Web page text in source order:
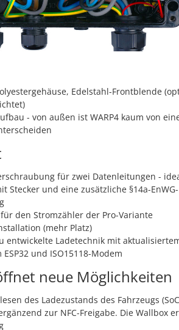
Edelstahl-Frontblende
- von außen ist WARP4 kaum von
für zwei Datenleitungen -
Stecker und eine zusätzliche §14a-EnWG-
den Stromzähler der Pro-Variante
(mehr Platz)
entwickelte Ladetechnik mit
ESP32 und ISO15118-Modem
neue Möglichkeiten
des Ladezustands des Fahrzeugs
zur NFC-Freigabe. Die Wallbox